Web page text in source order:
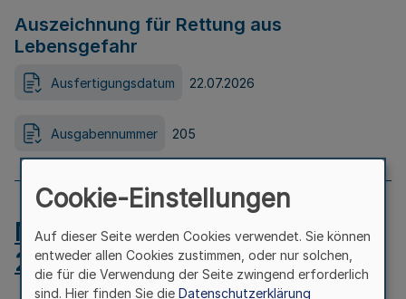
Auszeichnung für Rettung aus
Lebensgefahr
Ausfertigungsdatum 22.07.2026
Ausgabennummer 205
MB.NRW 2026 Nr. 204 vom
24.07.2026
Cookie-Einstellungen
Auf dieser Seite werden Cookies verwendet. Sie können
entweder allen Cookies zustimmen, oder nur solchen,
die für die Verwendung der Seite zwingend erforderlich
sind. Hier finden Sie die Datenschutzerklärung